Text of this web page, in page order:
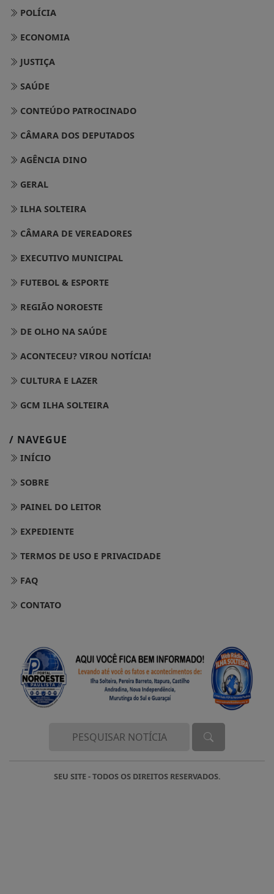
POLÍCIA
ECONOMIA
JUSTIÇA
SAÚDE
CONTEÚDO PATROCINADO
CÂMARA DOS DEPUTADOS
AGÊNCIA DINO
GERAL
ILHA SOLTEIRA
CÂMARA DE VEREADORES
EXECUTIVO MUNICIPAL
FUTEBOL & ESPORTE
REGIÃO NOROESTE
DE OLHO NA SAÚDE
ACONTECEU? VIROU NOTÍCIA!
CULTURA E LAZER
GCM ILHA SOLTEIRA
/ NAVEGUE
INÍCIO
SOBRE
PAINEL DO LEITOR
EXPEDIENTE
TERMOS DE USO E PRIVACIDADE
FAQ
CONTATO
SEU SITE - TODOS OS DIREITOS RESERVADOS.